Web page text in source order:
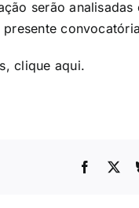
serão
clique aqui.